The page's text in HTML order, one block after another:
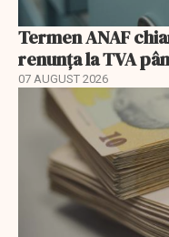
Termen ANAF
renunța la TVA
07 AUGUST 2026